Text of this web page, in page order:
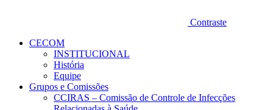
Contraste
CECOM
INSTITUCIONAL
História
Equipe
Grupos e Comissões
CCIRAS – Comissão de Controle de Infecções